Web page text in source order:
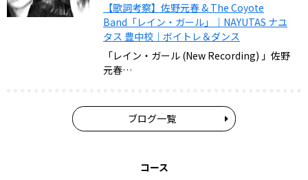
【歌詞考察】佐野元春 & The Coyote
Band「レイン・ガール」｜NAYUTAS ナユ
タス 豊中校｜ボイトレ＆ダンス
「レイン・ガール (New Recording) 」佐野
元春…
ブログ一覧
コース